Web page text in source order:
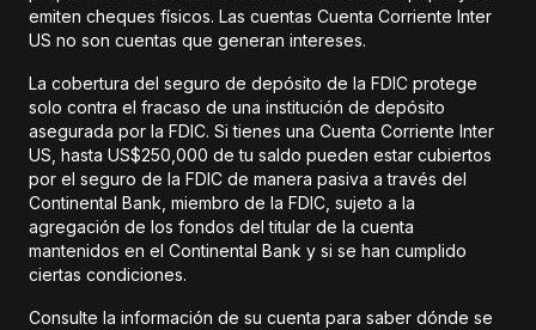
emiten cheques físicos. Las cuentas Cuenta Corriente Inter
US no son cuentas que generan intereses.
La cobertura del seguro de depósito de la FDIC protege
solo contra el fracaso de una institución de depósito
asegurada por la FDIC. Si tienes una Cuenta Corriente Inter
US, hasta US$250,000 de tu saldo pueden estar cubiertos
por el seguro de la FDIC de manera pasiva a través del
Continental Bank, miembro de la FDIC, sujeto a la
agregación de los fondos del titular de la cuenta
mantenidos en el Continental Bank y si se han cumplido
ciertas condiciones.
Consulte la información de su cuenta para saber dónde se